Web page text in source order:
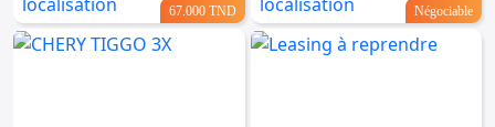
67.000 TND Négociable